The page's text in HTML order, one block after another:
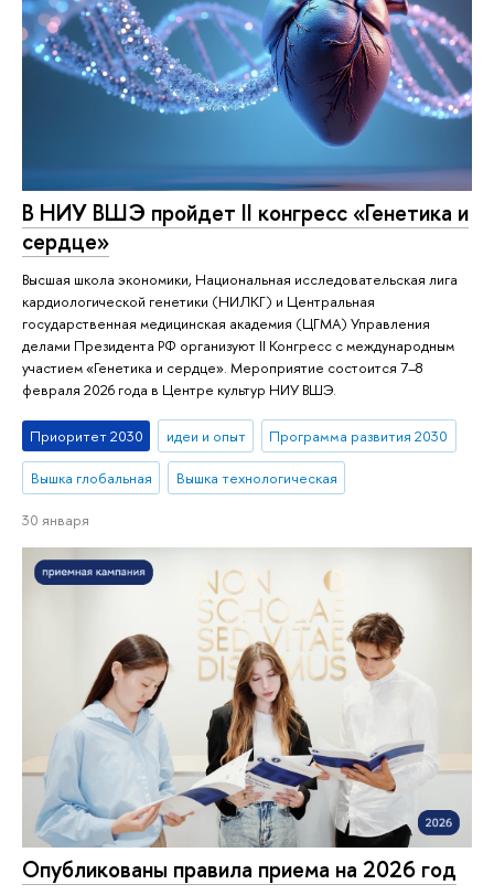
В НИУ ВШЭ пройдет II конгресс «Генетика и
сердце»
Высшая школа экономики, Национальная исследовательская лига
кардиологической генетики (НИЛКГ) и Центральная
государственная медицинская академия (ЦГМА) Управления
делами Президента РФ организуют II Конгресс с международным
участием «Генетика и сердце». Мероприятие состоится 7–8
февраля 2026 года в Центре культур НИУ ВШЭ.
Приоритет 2030 идеи и опыт Программа развития 2030
Вышка глобальная Вышка технологическая
30 января
Опубликованы правила приема на 2026 год